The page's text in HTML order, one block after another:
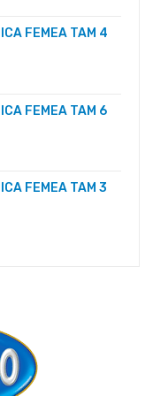
FEMEA TAM 4
FEMEA TAM 6
FEMEA TAM 3